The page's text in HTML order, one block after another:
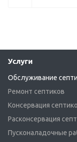
Услуги
Обслуживание
Ремонт септиков
Консервация
Расконсервация
Пусконаладочные